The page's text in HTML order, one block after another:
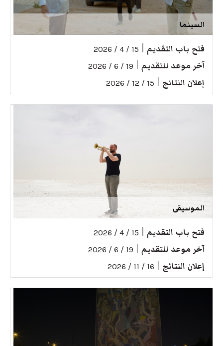
السينما
فتح باب التقديم 15 / 4 / 2026
آخر موعد للتقديم 19 / 6 / 2026
إعلان النتائج 15 / 12 / 2026
الموسيقى
فتح باب التقديم 15 / 4 / 2026
آخر موعد للتقديم 19 / 6 / 2026
إعلان النتائج 16 / 11 / 2026